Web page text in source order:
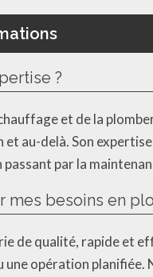
?
et de la
au-delà. Son
par la
mes besoins en
de qualité, rapide et
opération planifiée.